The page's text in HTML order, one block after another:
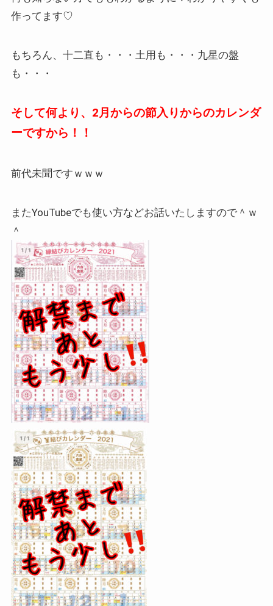
作ってます♡
もちろん、十二直も・・・土用も・・・九星の盤
も・・・
そして何より、2月からの節入りからのカレンダ
ーですから！！
前代未聞ですｗｗｗ
またYouTubeでも使い方などお話いたしますので＾ｗ
＾